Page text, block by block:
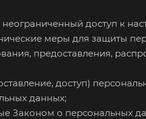
доступ к
меры для защиты
предоставления,
доступ)
данных;
Законом о персональных